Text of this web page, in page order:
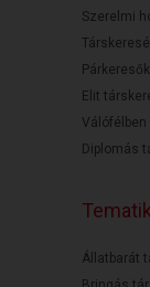
Szerelmi
Elit
Diplomás
Állatbarát